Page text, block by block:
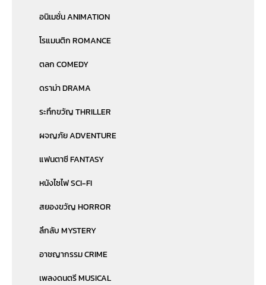
อนิเมชั่น ANIMATION
โรแมนติก ROMANCE
ตลก COMEDY
ดราม่า DRAMA
ระทึกขวัญ THRILLER
ผจญภัย ADVENTURE
แฟนตาซี FANTASY
หนังไซไฟ SCI-FI
สยองขวัญ HORROR
ลึกลับ MYSTERY
อาชญากรรม CRIME
เพลงดนตรี MUSICAL